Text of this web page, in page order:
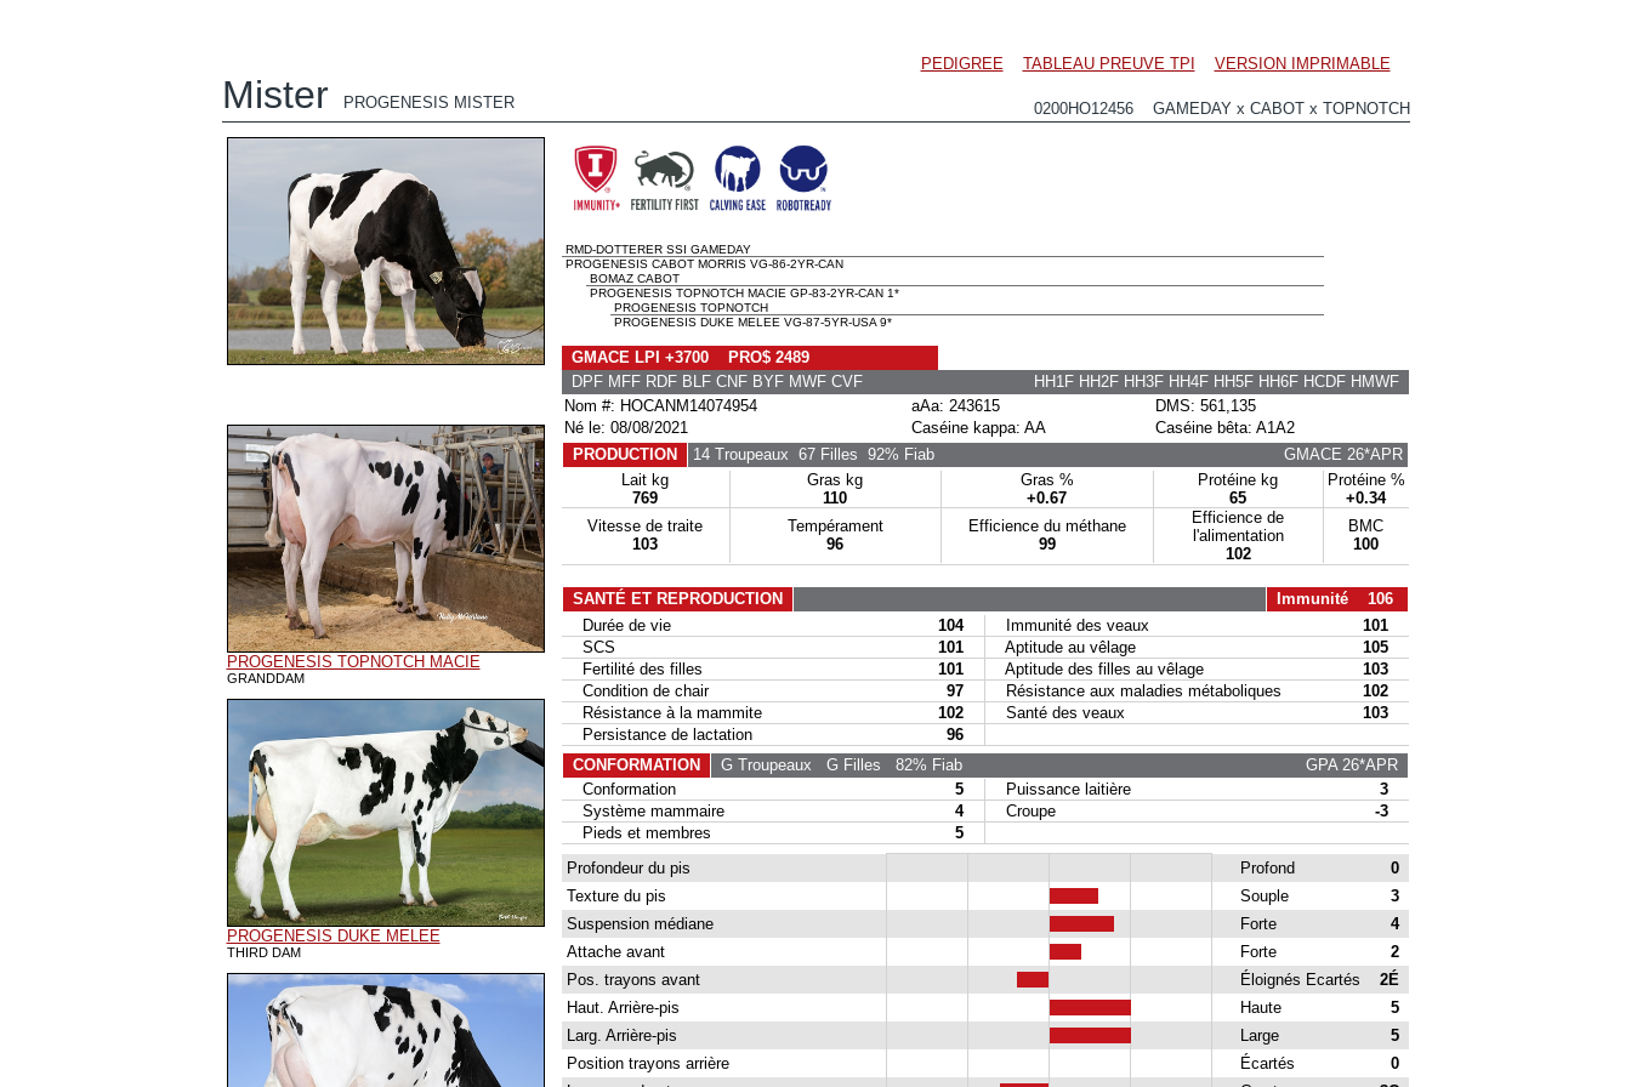
PEDIGREE TABLEAU PREUVE TPI VERSION IMPRIMABLE
Mister PROGENESIS MISTER 0200HO12456 GAMEDAY x CABOT x TOPNOTCH
PROGENESIS TOPNOTCH MACIE
GRANDDAM
PROGENESIS DUKE MELEE
THIRD DAM
RMD-DOTTERER SSI GAMEDAY
PROGENESIS CABOT MORRIS VG-86-2YR-CAN
BOMAZ CABOT
PROGENESIS TOPNOTCH MACIE GP-83-2YR-CAN 1*
PROGENESIS TOPNOTCH
PROGENESIS DUKE MELEE VG-87-5YR-USA 9*
GMACE LPI +3700 PRO$ 2489
DPF MFF RDF BLF CNF BYF MWF CVF
HH1F HH2F HH3F HH4F HH5F HH6F HCDF HMWF
Nom #: HOCANM14074954
aAa: 243615
DMS: 561,135
Né le: 08/08/2021
Caséine kappa: AA
Caséine bêta: A1A2
PRODUCTION
14 Troupeaux 67 Filles 92% Fiab
GMACE 26*APR
Lait kg
769
Gras kg
110
Gras %
+0.67
Protéine kg
65
Protéine %
+0.34
Vitesse de traite
103
Tempérament
96
Efficience du méthane
99
Efficience de
l'alimentation
102
BMC
100
SANTÉ ET REPRODUCTION
Immunité 106
Durée de vie
104 Immunité des veaux
101
SCS
101 Aptitude au vêlage
105
Fertilité des filles
101 Aptitude des filles au vêlage
103
Condition de chair
97 Résistance aux maladies métaboliques
102
Résistance à la mammite
102 Santé des veaux
103
Persistance de lactation
96
CONFORMATION
G Troupeaux G Filles 82% Fiab
GPA 26*APR
Conformation
5 Puissance laitière
3
Système mammaire
4 Croupe
-3
Pieds et membres
5
Profondeur du pis
Profond
0
Texture du pis
Souple
3
Suspension médiane
Forte
4
Attache avant
Forte
2
Pos. trayons avant
Éloignés Ecartés
2É
Haut. Arrière-pis
Haute
5
Larg. Arrière-pis
Large
5
Position trayons arrière
Écartés
0